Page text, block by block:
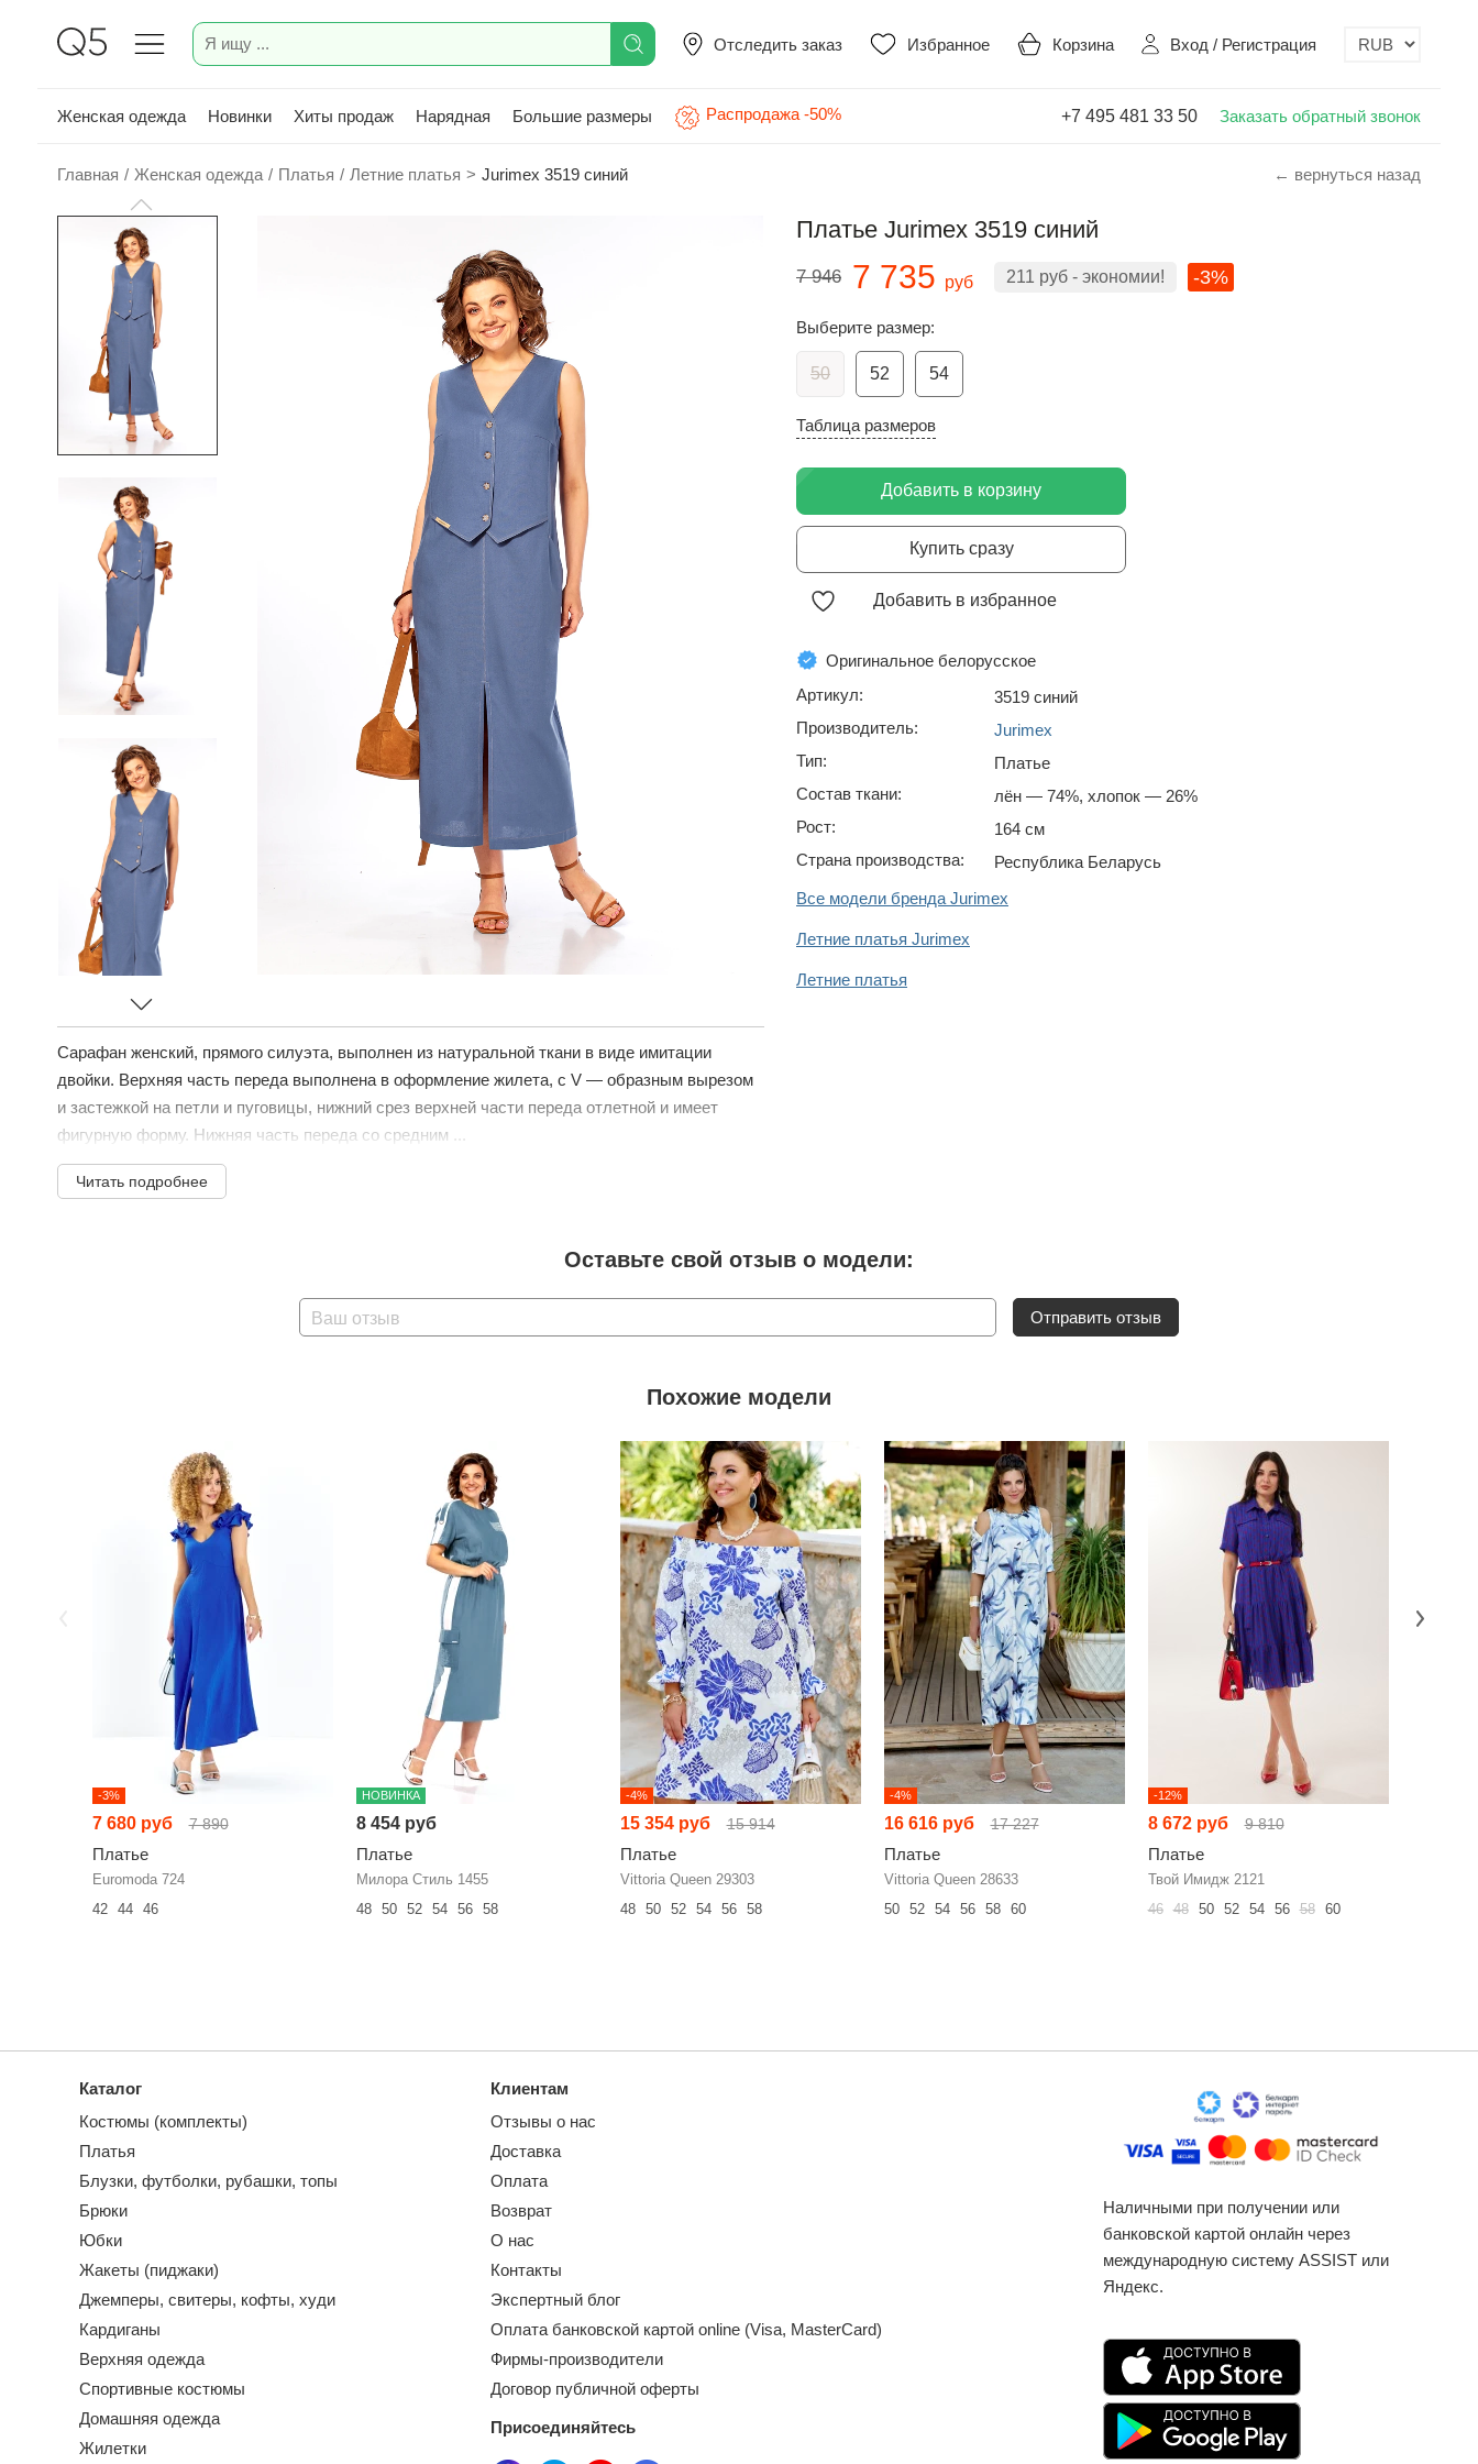
Отследить заказ Избранное Корзина Вход / Регистрация
Женская одежда Новинки Хиты продаж Нарядная Большие размеры Распродажа -50% +7 495 481 33 50 Заказать обратный звонок
Главная / Женская одежда / Платья / Летние платья > Jurimex 3519 синий ← вернуться назад
Сарафан женский, прямого силуэта, выполнен из натуральной ткани в виде имитации
двойки. Верхняя часть переда выполнена в оформление жилета, с V — образным вырезом
и застежкой на петли и пуговицы, нижний срез верхней части переда отлетной и имеет
фигурную форму. Нижняя часть переда со средним ...
Читать подробнее
Платье Jurimex 3519 синий
7 946 7 735 руб 211 руб - экономии! -3%
Выберите размер:
50 52 54
Таблица размеров
Добавить в корзину
Купить сразу
Добавить в избранное
Оригинальное белорусское
Артикул:
3519 синий
Производитель:
Jurimex
Тип:
Платье
Состав ткани:
лён — 74%, хлопок — 26%
Рост:
164 см
Страна производства:
Республика Беларусь
Все модели бренда Jurimex
Летние платья Jurimex
Летние платья
Оставьте свой отзыв о модели:
Ваш отзыв Отправить отзыв
Похожие модели
-3%
7 680 руб 7 890
Платье
Euromoda 724
42
44 46
НОВИНКА
8 454 руб
Платье
Милора Стиль 1455
48
50 52 54 56 58
-4%
15 354 руб 15 914
Платье
Vittoria Queen 29303
48
50 52 54 56 58
-4%
16 616 руб 17 227
Платье
Vittoria Queen 28633
50
52 54 56 58 60
-12%
8 672 руб 9 810
Платье
Твой Имидж 2121
46 48 50 52 54 56 58 60
Каталог
Костюмы (комплекты)
Платья
Блузки, футболки, рубашки, топы
Брюки
Юбки
Жакеты (пиджаки)
Джемперы, свитеры, кофты, худи
Кардиганы
Верхняя одежда
Спортивные костюмы
Домашняя одежда
Жилетки
Клиентам
Отзывы о нас
Доставка
Оплата
Возврат
О нас
Контакты
Экспертный блог
Оплата банковской картой online (Visa, MasterCard)
Фирмы-производители
Договор публичной оферты
Присоединяйтесь
Наличными при получении или
банковской картой онлайн через
международную систему ASSIST или
Яндекс.